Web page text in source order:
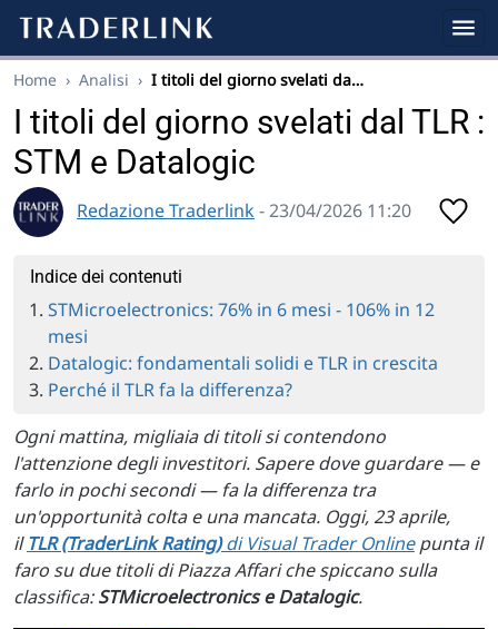
Home › Analisi › I titoli del giorno svelati da…
I titoli del giorno svelati dal TLR :
STM e Datalogic
Redazione Traderlink - 23/04/2026 11:20
Indice dei contenuti
STMicroelectronics: 76% in 6 mesi - 106% in 12
mesi
Datalogic: fondamentali solidi e TLR in crescita
Perché il TLR fa la differenza?
Ogni mattina, migliaia di titoli si contendono
l'attenzione degli investitori. Sapere dove guardare — e
farlo in pochi secondi — fa la differenza tra
un'opportunità colta e una mancata. Oggi, 23 aprile,
ilTLR (TraderLink Rating)di Visual Trader Onlinepunta il
faro su due titoli di Piazza Affari che spiccano sulla
classifica:STMicroelectronics e Datalogic.